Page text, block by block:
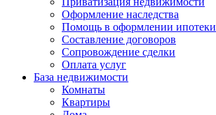
Оформление наследства
Помощь в оформлении ипотеки
Составление договоров
Сопровождение сделки
Оплата услуг
База недвижимости
Комнаты
Квартиры